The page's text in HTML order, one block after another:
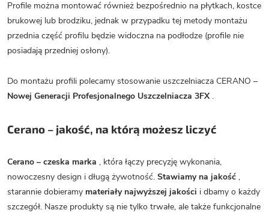
Profile można montować również bezpośrednio na płytkach, kostce
brukowej lub brodziku, jednak w przypadku tej metody montażu
przednia część profilu będzie widoczna na podłodze (profile nie
posiadają przedniej osłony).
Do montażu profili polecamy stosowanie uszczelniacza CERANO –
Nowej Generacji Profesjonalnego Uszczelniacza 3FX.
Cerano – jakość, na którą możesz liczyć
Cerano – czeska marka , która łączy precyzję wykonania,
nowoczesny design i długą żywotność. Stawiamy na jakość ,
starannie dobieramy materiały najwyższej jakości i dbamy o każdy
szczegół. Nasze produkty są nie tylko trwałe, ale także funkcjonalne